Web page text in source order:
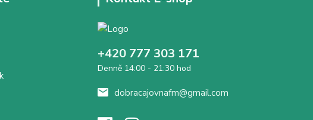
+420 777 303 171
Denně 14:00 - 21:30 hod
dobracajovnafm@gmail.com